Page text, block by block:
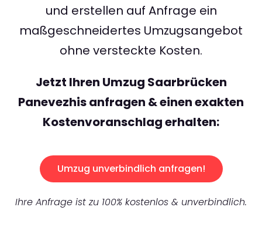
und erstellen auf Anfrage ein
maßgeschneidertes Umzugsangebot
ohne versteckte Kosten.
Jetzt Ihren Umzug Saarbrücken
Panevezhis anfragen & einen exakten
Kostenvoranschlag erhalten:
Umzug unverbindlich anfragen!
Ihre Anfrage ist zu 100% kostenlos & unverbindlich.